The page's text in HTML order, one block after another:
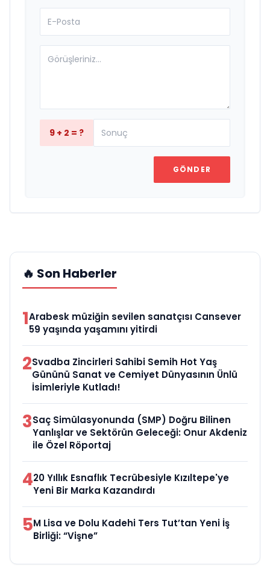
9 + 2 = ?
GÖNDER
🔥 Son Haberler
1Arabesk müziğin sevilen sanatçısı Cansever
59 yaşında yaşamını yitirdi
2Svadba Zincirleri Sahibi Semih Hot Yaş
Gününü Sanat ve Cemiyet Dünyasının Ünlü
İsimleriyle Kutladı!
3Saç Simülasyonunda (SMP) Doğru Bilinen
Yanlışlar ve Sektörün Geleceği: Onur Akdeniz
ile Özel Röportaj
420 Yıllık Esnaflık Tecrübesiyle Kızıltepe'ye
Yeni Bir Marka Kazandırdı
5M Lisa ve Dolu Kadehi Ters Tut’tan Yeni İş
Birliği: “Vişne”